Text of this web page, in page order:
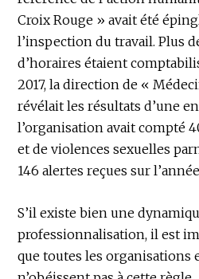
Croix Rouge » avait été
l’inspection du travail. Plus
d’horaires étaient
2017, la direction de «
révélait les résultats d’une
l’organisation avait compté
et de violences sexuelles
146 alertes reçues sur
S’il existe bien une
professionnalisation, il est
que toutes les organisations